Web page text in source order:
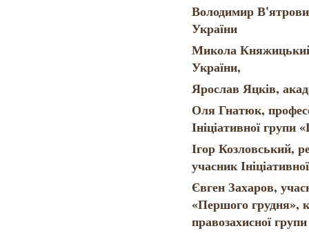
Володимир
України
Микола
України,
Ярослав Яцків,
Оля Гнатюк,
Ініціативної групи
Ігор Козловський,
учасник
Євген Захаров,
«Першого грудня»,
правозахисної групи